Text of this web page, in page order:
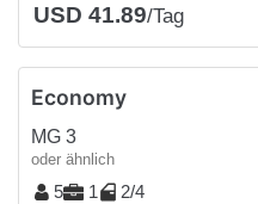
USD 41.89/Tag
Economy
MG 3
oder ähnlich
5 1 2/4